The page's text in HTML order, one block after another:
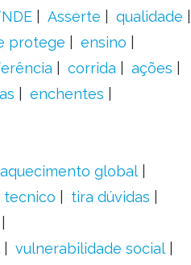
Asserte
qualidade
protege
ensino
corrida
ações
enchentes
aquecimento global
tecnico
tira dúvidas
vulnerabilidade social